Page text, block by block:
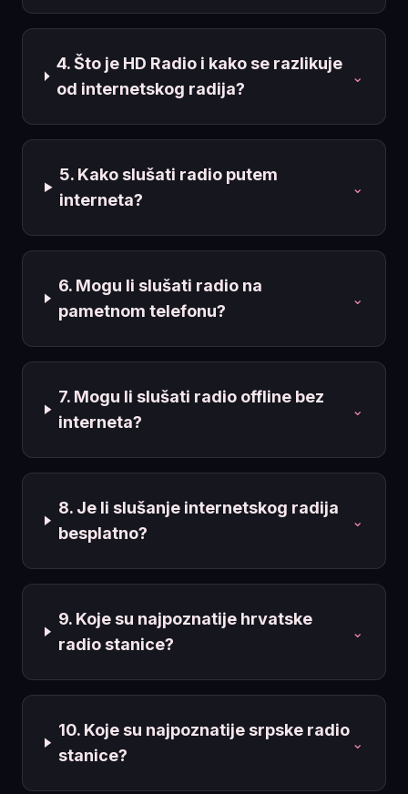
4. Što je HD Radio i kako se razlikuje
od internetskog radija?
⌄
5. Kako slušati radio putem
interneta?
⌄
6. Mogu li slušati radio na
pametnom telefonu?
⌄
7. Mogu li slušati radio offline bez
interneta?
⌄
8. Je li slušanje internetskog radija
besplatno?
⌄
9. Koje su najpoznatije hrvatske
radio stanice?
⌄
10. Koje su najpoznatije srpske radio
stanice?
⌄